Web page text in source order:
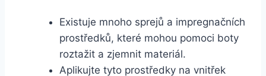
Existuje mnoho sprejů a impregnačních
prostředků, které mohou pomoci boty
roztažit⁤ a zjemnit materiál.
Aplikujte tyto prostředky na vnitřek